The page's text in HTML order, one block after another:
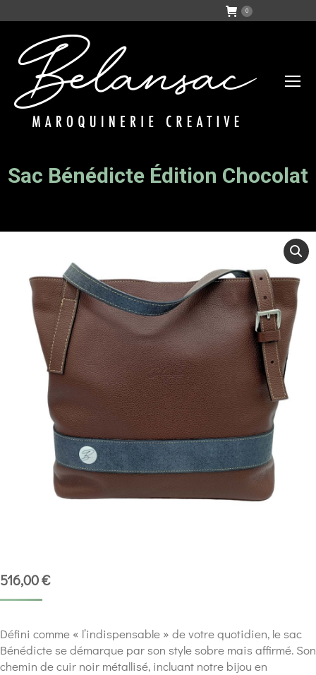
0
Sac Bénédicte Édition Chocolat
Vous êtes ici :
516,00€
Défini comme « l’indispensable » de votre quotidien, le sac
Bénédicte se démarque par son style sobre mais affirmé. Son
chemin de cuir noir métallisé, incluant notre bijou en